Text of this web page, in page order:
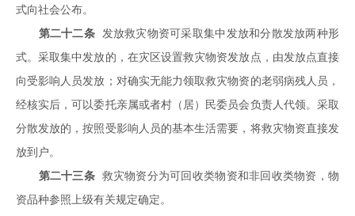
式向社会公布。
第二十二条发放救灾物资可采取集中发放和分散发放两种形
式。采取集中发放的，在灾区设置救灾物资发放点，由发放点直接
向受影响人员发放；对确实无能力领取救灾物资的老弱病残人员，
经核实后，可以委托亲属或者村（居）民委员会负责人代领。采取
分散发放的，按照受影响人员的基本生活需要，将救灾物资直接发
放到户。
第二十三条
救灾物资分为可回收类物资和非回收类物资，物
资品种参照上级有关规定确定。